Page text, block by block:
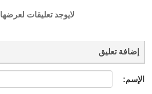
لايوجد تعليقات لعرضها
إضافة تعليق
الإسم: